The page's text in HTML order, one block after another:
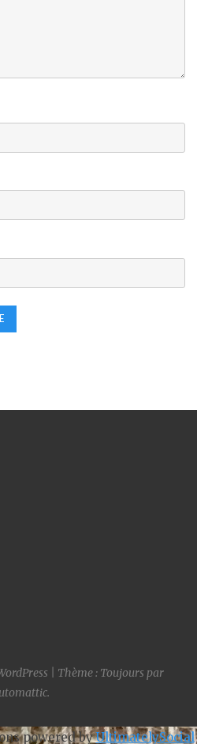
Thème : Toujours par
.
powered byUltimatelySocial